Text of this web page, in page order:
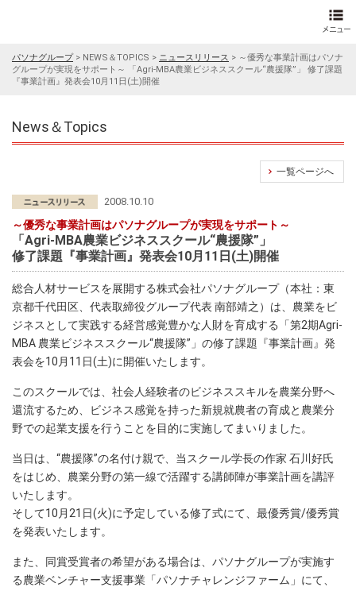
パソナグループ> NEWS＆TOPICS > ニュースリリース > ～優秀な事業計画はパソナ
グループが実現をサポート～ 「Agri-MBA農業ビジネススクール“農援隊”」 修了課題
『事業計画』発表会10月11日(土)開催
News＆Topics
一覧ページへ
2008.10.10
～優秀な事業計画はパソナグループが実現をサポート～
「Agri-MBA農業ビジネススクール“農援隊”」
修了課題『事業計画』発表会10月11日(土)開催
総合人材サービスを展開する株式会社パソナグループ（本社：東
京都千代田区、代表取締役グループ代表 南部靖之）は、農業をビ
ジネスとして実践する経営感覚豊かな人財を育成する「第2期Agri-
MBA 農業ビジネススクール“農援隊”」の修了課題『事業計画』発
表会を10月11日(土)に開催いたします。
このスクールでは、社会人経験者のビジネススキルを農業分野へ
還流するため、ビジネス感覚を持った新規就農者の育成と農業分
野での起業支援を行うことを目的に実施してまいりました。
当日は、“農援隊”の名付け親で、当スクール学長の作家 石川好氏
をはじめ、農業分野の第一線で活躍する講師陣が事業計画を講評
いたします。
そして10月21日(火)に予定している修了式にて、最優秀賞/優秀賞
を発表いたします。
また、同賞受賞者の希望がある場合は、パソナグループが実施す
る農業ベンチャー支援事業「パソナチャレンジファーム」にて、